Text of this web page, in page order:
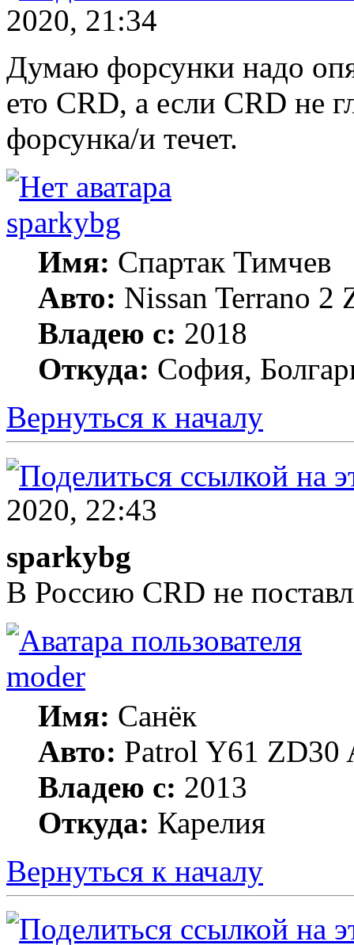
2020, 21:34
Думаю форсунки надо
ето CRD, а если CRD не
форсунка/и течет.
sparkybg
Имя: Спартак Тимчев
Авто: Nissan Terrano
Владею с: 2018
Откуда: София,
Вернуться к началу
2020, 22:43
sparkybg
В Россию CRD не
moder
Имя: Санёк
Авто: Patrol Y61 ZD30
Владею с: 2013
Откуда: Карелия
Вернуться к началу